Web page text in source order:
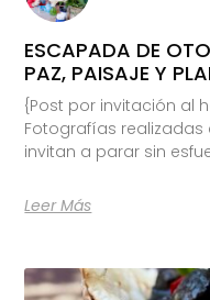
ESCAPADA DE
PAZ, PAISAJE Y
{Post por invitación al
Fotografías realizadas
invitan a parar sin
Leer Más